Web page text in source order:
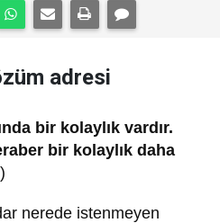
adresi
bir kolaylık vardır.
bir kolaylık daha
nerede istenmeyen